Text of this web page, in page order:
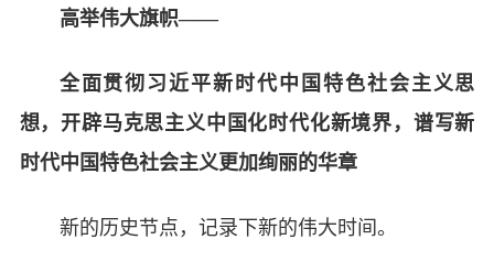
高举伟大旗帜——
全面贯彻习近平新时代中国特色社会主义思
想，开辟马克思主义中国化时代化新境界，谱写新
时代中国特色社会主义更加绚丽的华章
新的历史节点，记录下新的伟大时间。